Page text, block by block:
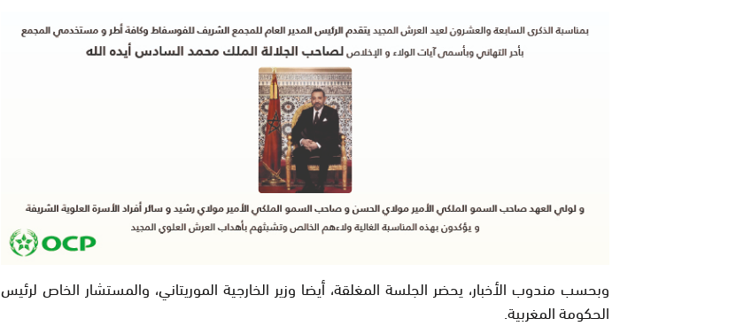
وبحسب مندوب الأخبار، يحضر الجلسة المغلقة، أيضا وزير الخارجية الموريتاني، والمستشار الخاص لرئيس
الحكومة المغربية.